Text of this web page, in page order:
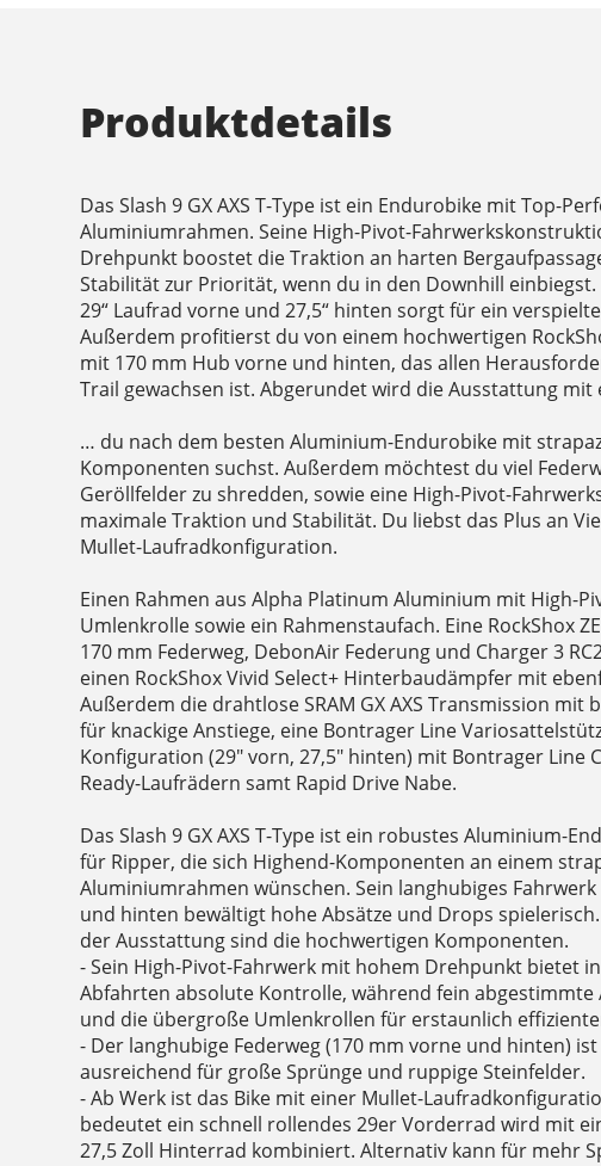
Produktdetails
Das Slash 9 GX AXS T-Type ist ein Endurobike mit Top-
Aluminiumrahmen. Seine High-Pivot-
Drehpunkt boostet die Traktion an harten
Stabilität zur Priorität, wenn du in den Downhill
29“ Laufrad vorne und 27,5“ hinten sorgt für ein
Außerdem profitierst du von einem hochwertigen
mit 170 mm Hub vorne und hinten, das allen
Trail gewachsen ist. Abgerundet wird die Ausstattung mit
… du nach dem besten Aluminium-Endurobike mit
Komponenten suchst. Außerdem möchtest du viel
Geröllfelder zu shredden, sowie eine High-Pivot-
maximale Traktion und Stabilität. Du liebst das Plus an
Mullet-Laufradkonfiguration.
Einen Rahmen aus Alpha Platinum Aluminium mit High-
Umlenkrolle sowie ein Rahmenstaufach. Eine RockShox
170 mm Federweg, DebonAir Federung und Charger 3
einen RockShox Vivid Select+ Hinterbaudämpfer mit
Außerdem die drahtlose SRAM GX AXS Transmission mit
für knackige Anstiege, eine Bontrager Line
Konfiguration (29" vorn, 27,5" hinten) mit Bontrager Line
Ready-Laufrädern samt Rapid Drive Nabe.
Das Slash 9 GX AXS T-Type ist ein robustes Aluminium-
für Ripper, die sich Highend-Komponenten an einem
Aluminiumrahmen wünschen. Sein langhubiges
und hinten bewältigt hohe Absätze und Drops
der Ausstattung sind die hochwertigen Komponenten.
- Sein High-Pivot-Fahrwerk mit hohem Drehpunkt bietet
Abfahrten absolute Kontrolle, während fein abgestimmte
und die übergroße Umlenkrollen für erstaunlich
- Der langhubige Federweg (170 mm vorne und hinten)
ausreichend für große Sprünge und ruppige Steinfelder.
- Ab Werk ist das Bike mit einer Mullet-
bedeutet ein schnell rollendes 29er Vorderrad wird mit
27,5 Zoll Hinterrad kombiniert. Alternativ kann für mehr